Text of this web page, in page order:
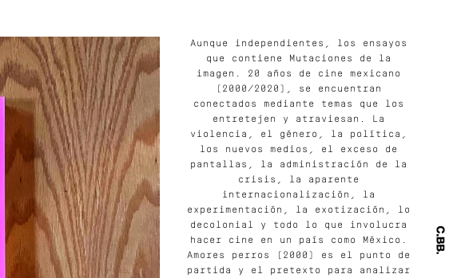
Aunque independientes, los ensayos
que contiene Mutaciones de la
imagen. 20 años de cine mexicano
(2000/2020), se encuentran
conectados mediante temas que los
entretejen y atraviesan. La
violencia, el género, la política,
los nuevos medios, el exceso de
pantallas, la administración de la
crisis, la aparente
internacionalización, la
experimentación, la exotización, lo
decolonial y todo lo que involucra
hacer cine en un país como México.
Amores perros (2000) es el punto de
partida y el pretexto para analizar